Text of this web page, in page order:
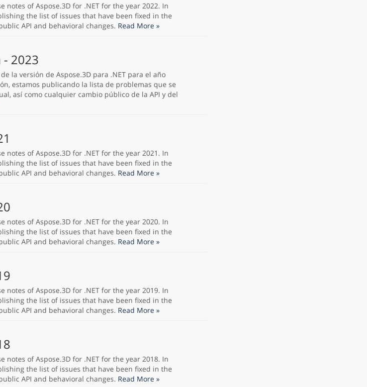
notes of Aspose.3D for .NET for the year 2022. In
the list of issues that have been fixed in the
API and behavioral changes. Read More »
- 2023
la versión de Aspose.3D para .NET para el año
estamos publicando la lista de problemas que se
así como cualquier cambio público de la API y del
notes of Aspose.3D for .NET for the year 2021. In
the list of issues that have been fixed in the
API and behavioral changes. Read More »
notes of Aspose.3D for .NET for the year 2020. In
the list of issues that have been fixed in the
API and behavioral changes. Read More »
notes of Aspose.3D for .NET for the year 2019. In
the list of issues that have been fixed in the
API and behavioral changes. Read More »
notes of Aspose.3D for .NET for the year 2018. In
the list of issues that have been fixed in the
API and behavioral changes. Read More »